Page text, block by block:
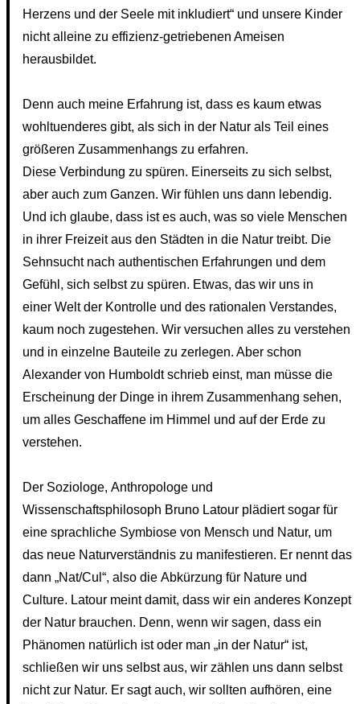
Herzens und der Seele mit inkludiert“ und unsere Kinder
nicht alleine zu effizienz-getriebenen Ameisen
herausbildet.
Denn auch meine Erfahrung ist, dass es kaum etwas
wohltuenderes gibt, als sich in der Natur als Teil eines
größeren Zusammenhangs zu erfahren.
Diese Verbindung zu spüren. Einerseits zu sich selbst,
aber auch zum Ganzen. Wir fühlen uns dann lebendig.
Und ich glaube, dass ist es auch, was so viele Menschen
in ihrer Freizeit aus den Städten in die Natur treibt. Die
Sehnsucht nach authentischen Erfahrungen und dem
Gefühl, sich selbst zu spüren. Etwas, das wir uns in
einer Welt der Kontrolle und des rationalen Verstandes,
kaum noch zugestehen. Wir versuchen alles zu verstehen
und in einzelne Bauteile zu zerlegen. Aber schon
Alexander von Humboldt schrieb einst, man müsse die
Erscheinung der Dinge in ihrem Zusammenhang sehen,
um alles Geschaffene im Himmel und auf der Erde zu
verstehen.
Der Soziologe, Anthropologe und
Wissenschaftsphilosoph Bruno Latour plädiert sogar für
eine sprachliche Symbiose von Mensch und Natur, um
das neue Naturverständnis zu manifestieren. Er nennt das
dann „Nat/Cul“, also die Abkürzung für Nature und
Culture. Latour meint damit, dass wir ein anderes Konzept
der Natur brauchen. Denn, wenn wir sagen, dass ein
Phänomen natürlich ist oder man „in der Natur“ ist,
schließen wir uns selbst aus, wir zählen uns dann selbst
nicht zur Natur. Er sagt auch, wir sollten aufhören, eine